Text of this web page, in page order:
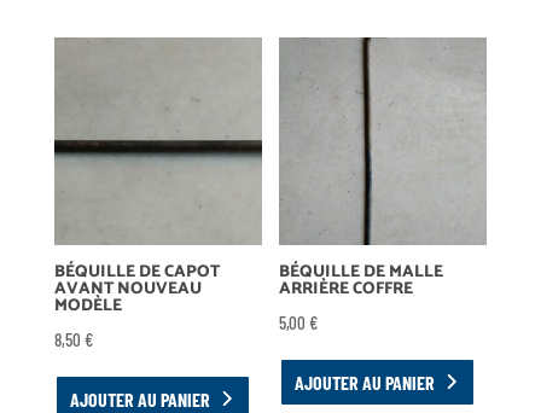
BÉQUILLE DE CAPOT
AVANT NOUVEAU
MODÈLE
8,50 €
AJOUTER AU PANIER
BÉQUILLE DE MALLE
ARRIÈRE COFFRE
5,00€
AJOUTER AU PANIER